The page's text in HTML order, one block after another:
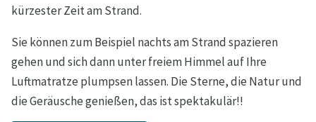
kürzester Zeit am Strand.
Sie können zum Beispiel nachts am Strand spazieren
gehen und sich dann unter freiem Himmel auf Ihre
Luftmatratze plumpsen lassen. Die Sterne, die Natur und
die Geräusche genießen, das ist spektakulär!!